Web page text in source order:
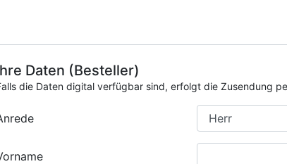
Daten (Besteller)
die Daten digital verfügbar sind, erfolgt die Zusendung